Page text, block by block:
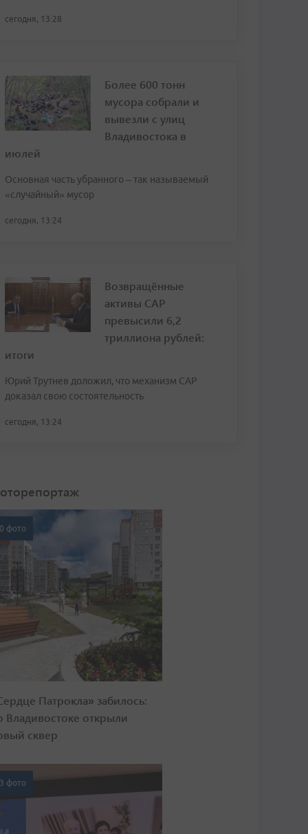
сегодня, 13:28
Более 600 тонн
мусора собрали и
вывезли с улиц
Владивостока в
июлей
Основная часть убранного – так называемый
«случайный» мусор
сегодня, 13:24
Возвращённые
активы САР
превысили 6,2
триллиона рублей:
итоги
Юрий Трутнев доложил, что механизм САР
доказал свою состоятельность
сегодня, 13:24
фото
Патрокла» забилось:
Владивостоке открыли
сквер
фото